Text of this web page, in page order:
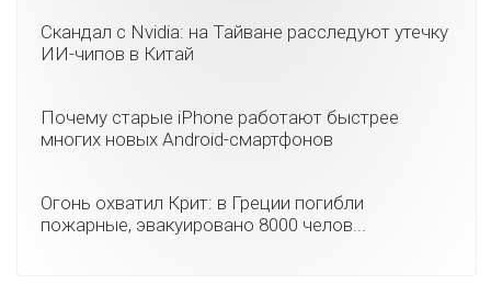
Скандал с Nvidia: на Тайване расследуют утечку
ИИ-чипов в Китай
Почему старые iPhone работают быстрее
многих новых Android-смартфонов
Огонь охватил Крит: в Греции погибли
пожарные, эвакуировано 8000 челов...